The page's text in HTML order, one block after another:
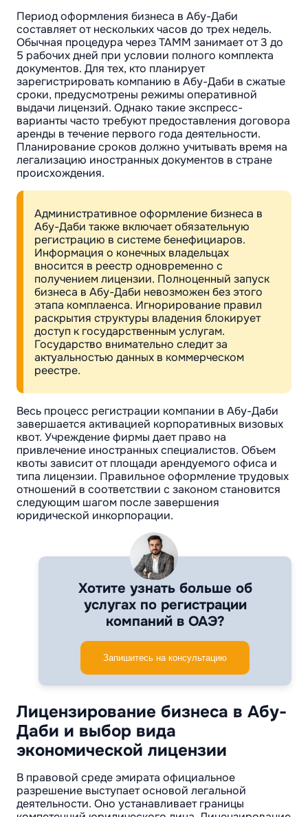
Период оформления бизнеса в Абу-Даби
составляет от нескольких часов до трех недель.
Обычная процедура через TAMM занимает от 3 до
5 рабочих дней при условии полного комплекта
документов. Для тех, кто планирует
зарегистрировать компанию в Абу-Даби в сжатые
сроки, предусмотрены режимы оперативной
выдачи лицензий. Однако такие экспресс-
варианты часто требуют предоставления договора
аренды в течение первого года деятельности.
Планирование сроков должно учитывать время на
легализацию иностранных документов в стране
происхождения.
Административное оформление бизнеса в
Абу-Даби также включает обязательную
регистрацию в системе бенефициаров.
Информация о конечных владельцах
вносится в реестр одновременно с
получением лицензии. Полноценный запуск
бизнеса в Абу-Даби невозможен без этого
этапа комплаенса. Игнорирование правил
раскрытия структуры владения блокирует
доступ к государственным услугам.
Государство внимательно следит за
актуальностью данных в коммерческом
реестре.
Весь процесс регистрации компании в Абу-Даби
завершается активацией корпоративных визовых
квот. Учреждение фирмы дает право на
привлечение иностранных специалистов. Объем
квоты зависит от площади арендуемого офиса и
типа лицензии. Правильное оформление трудовых
отношений в соответствии с законом становится
следующим шагом после завершения
юридической инкорпорации.
Хотите узнать больше об
услугах по регистрации
компаний в ОАЭ?
Запишитесь на консультацию
Лицензирование бизнеса в Абу-
Даби и выбор вида
экономической лицензии
В правовой среде эмирата официальное
разрешение выступает основой легальной
деятельности. Оно устанавливает границы